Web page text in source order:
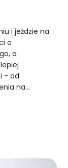
i jeździe na
o
a
- od
na…